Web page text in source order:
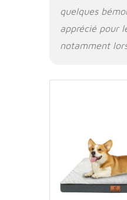
une mauvaise
Disponibles:
HNUOUNH est
peut être
directement sur
quelques
apprécié pour
notamment